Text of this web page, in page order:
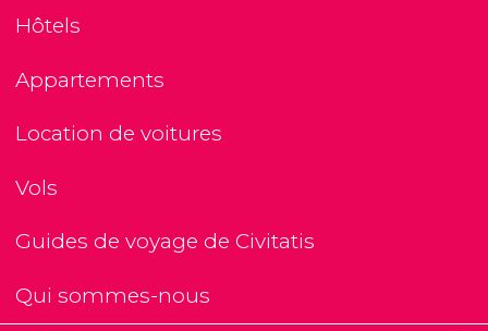
Hôtels
Appartements
Location de voitures
Vols
Guides de voyage de Civitatis
Qui sommes-nous